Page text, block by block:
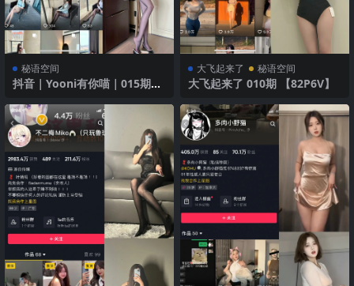
秘语空间
抖音｜Yooni有你喵｜015期｜
大飞起来了 秘语空间
大飞起来了 010期 【82P6V】